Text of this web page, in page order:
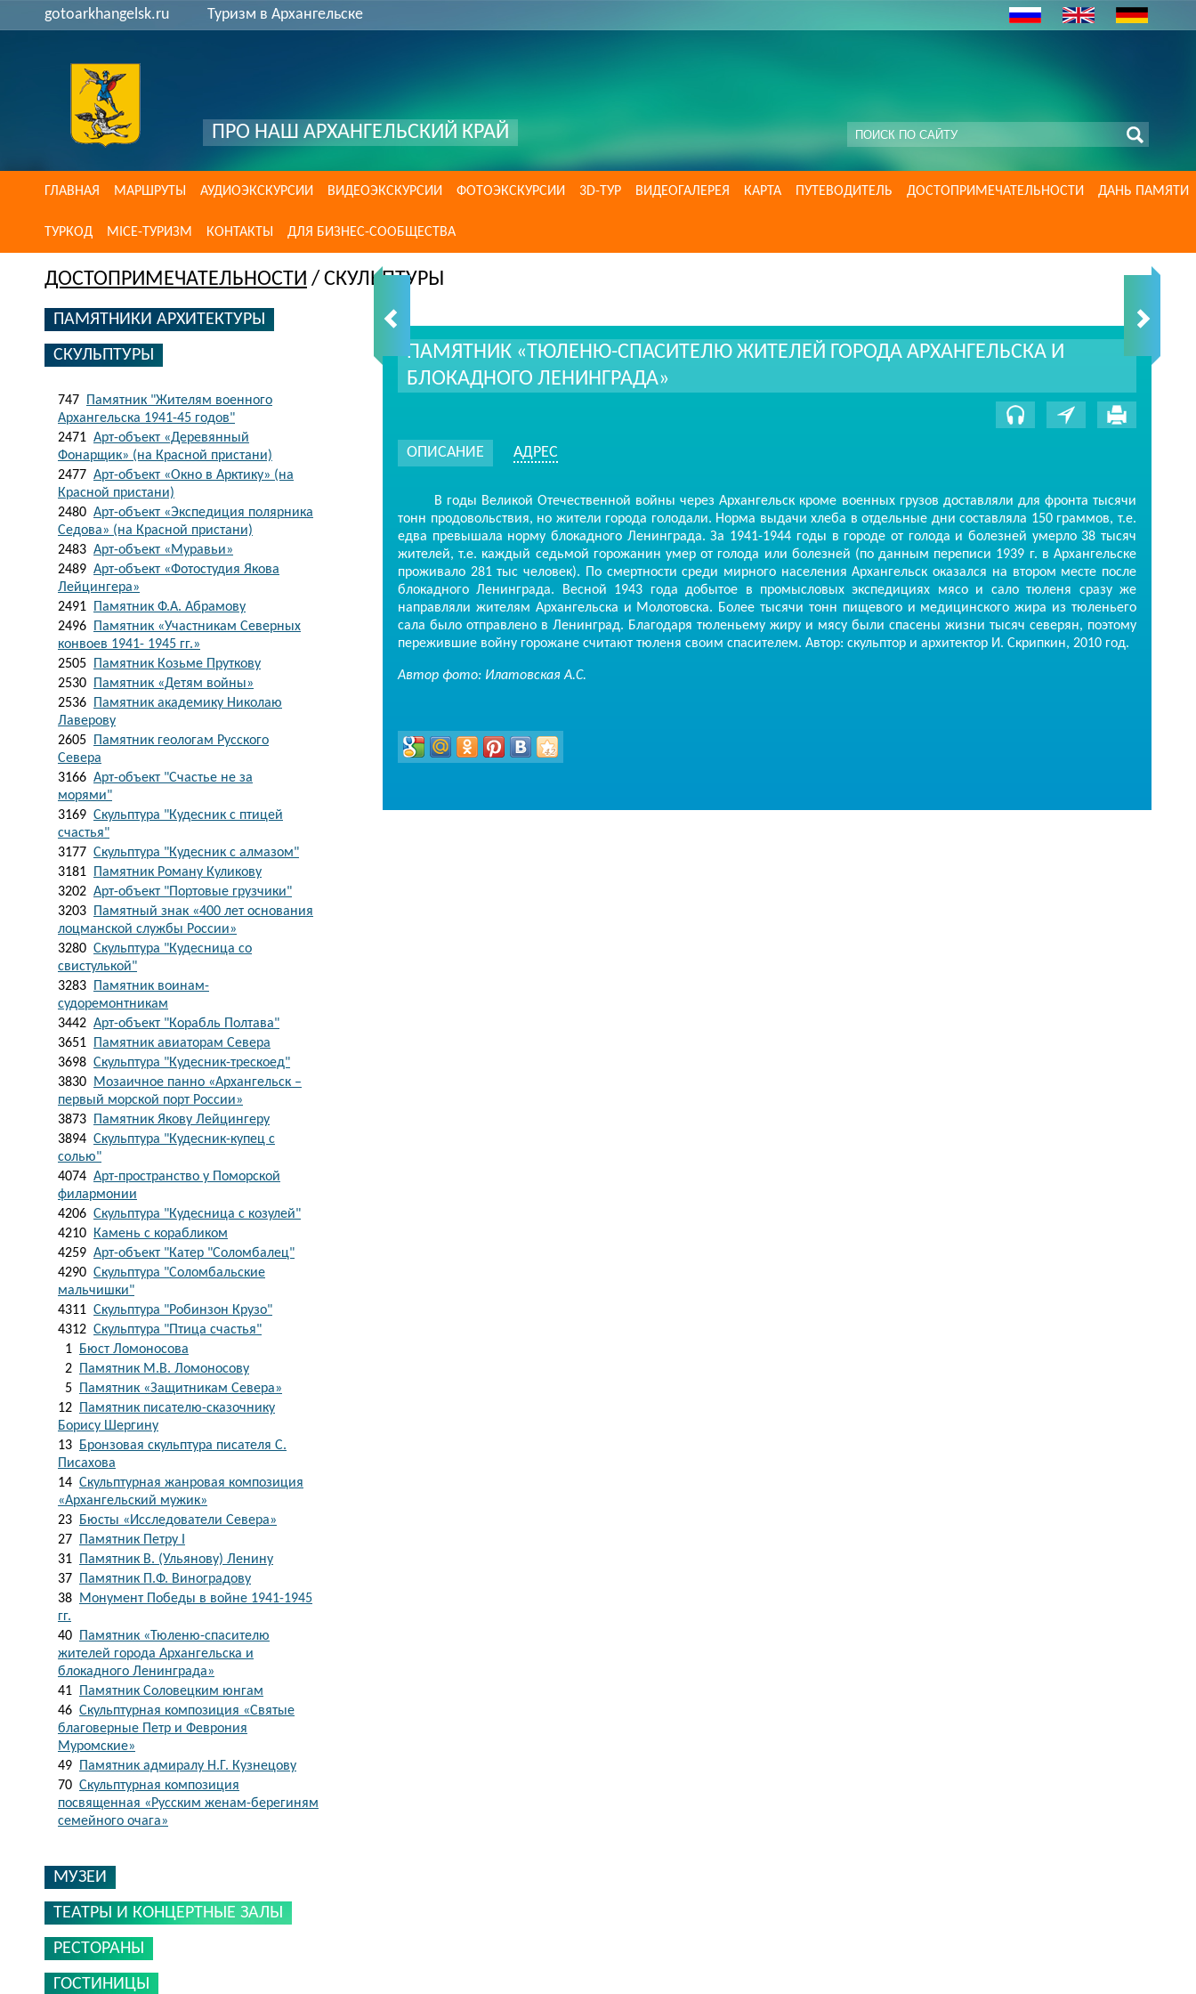
gotoarkhangelsk.ru Туризм в Архангельске
ПРО НАШ АРХАНГЕЛЬСКИЙ КРАЙ
ГЛАВНАЯ МАРШРУТЫ АУДИОЭКСКУРСИИ ВИДЕОЭКСКУРСИИ ФОТОЭКСКУРСИИ 3D-ТУР ВИДЕОГАЛЕРЕЯ КАРТА ПУТЕВОДИТЕЛЬ ДОСТОПРИМЕЧАТЕЛЬНОСТИ ДАНЬ ПАМЯТИ
ТУРКОД MICE-ТУРИЗМ КОНТАКТЫ ДЛЯ БИЗНЕС-СООБЩЕСТВА
ДОСТОПРИМЕЧАТЕЛЬНОСТИ / СКУЛЬПТУРЫ
ПАМЯТНИКИ АРХИТЕКТУРЫ
СКУЛЬПТУРЫ
747
Памятник "Жителям военного
Архангельска 1941-45 годов"
2471 Арт-объект «Деревянный
Фонарщик» (на Красной пристани)
2477 Арт-объект «Окно в Арктику» (на
Красной пристани)
2480 Арт-объект «Экспедиция полярника
Седова» (на Красной пристани)
2483 Арт-объект «Муравьи»
2489 Арт-объект «Фотостудия Якова
Лейцингера»
2491
Памятник Ф.А. Абрамову
2496
Памятник «Участникам Северных
конвоев 1941- 1945 гг.»
2505
Памятник Козьме Пруткову
2530
Памятник «Детям войны»
2536
Памятник академику Николаю
Лаверову
2605
Памятник геологам Русского
Севера
3166 Арт-объект "Счастье не за
морями"
3169 Скульптура "Кудесник с птицей
счастья"
3177 Скульптура "Кудесник с алмазом"
3181
Памятник Роману Куликову
3202 Арт-объект "Портовые грузчики"
3203
Памятный знак «400 лет основания
лоцманской службы России»
3280 Скульптура "Кудесница со
свистулькой"
3283
Памятник воинам-
судоремонтникам
3442 Арт-объект "Корабль Полтава"
3651
Памятник авиаторам Севера
3698 Скульптура "Кудесник-трескоед"
3830
Мозаичное панно «Архангельск –
первый морской порт России»
3873
Памятник Якову Лейцингеру
3894 Скульптура "Кудесник-купец с
солью"
4074 Арт-пространство у Поморской
филармонии
4206 Скульптура "Кудесница с козулей"
4210
Камень с корабликом
4259 Арт-объект "Катер "Соломбалец"
4290 Скульптура "Соломбальские
мальчишки"
4311 Скульптура "Робинзон Крузо"
4312 Скульптура "Птица счастья"
1
Бюст Ломоносова
2
Памятник М.В. Ломоносову
5
Памятник «Защитникам Севера»
12
Памятник писателю-сказочнику
Борису Шергину
13
Бронзовая скульптура писателя С.
Писахова
14 Скульптурная жанровая композиция
«Архангельский мужик»
23
Бюсты «Исследователи Севера»
27
Памятник Петру I
31
Памятник В. (Ульянову) Ленину
37
Памятник П.Ф. Виноградову
38
Монумент Победы в войне 1941-1945
гг.
40
Памятник «Тюленю-спасителю
жителей города Архангельска и
блокадного Ленинграда»
41
Памятник Соловецким юнгам
46 Скульптурная композиция «Святые
благоверные Петр и Феврония
Муромские»
49
Памятник адмиралу Н.Г. Кузнецову
70 Скульптурная композиция
посвященная «Русским женам-берегиням
семейного очага»
МУЗЕИ
ТЕАТРЫ И КОНЦЕРТНЫЕ ЗАЛЫ
РЕСТОРАНЫ
ГОСТИНИЦЫ
ПАМЯТНИК «ТЮЛЕНЮ-СПАСИТЕЛЮ ЖИТЕЛЕЙ ГОРОДА АРХАНГЕЛЬСКА И
БЛОКАДНОГО ЛЕНИНГРАДА»
ОПИСАНИЕ АДРЕС
В годы Великой Отечественной войны через Архангельск кроме военных грузов доставляли для фронта тысячи
тонн продовольствия, но жители города голодали. Норма выдачи хлеба в отдельные дни составляла 150 граммов, т.е.
едва превышала норму блокадного Ленинграда. За 1941-1944 годы в городе от голода и болезней умерло 38 тысяч
жителей, т.е. каждый седьмой горожанин умер от голода или болезней (по данным переписи 1939 г. в Архангельске
проживало 281 тыс человек). По смертности среди мирного населения Архангельск оказался на втором месте после
блокадного Ленинграда. Весной 1943 года добытое в промысловых экспедициях мясо и сало тюленя сразу же
направляли жителям Архангельска и Молотовска. Более тысячи тонн пищевого и медицинского жира из тюленьего
сала было отправлено в Ленинград. Благодаря тюленьему жиру и мясу были спасены жизни тысяч северян, поэтому
пережившие войну горожане считают тюленя своим спасителем. Автор: скульптор и архитектор И. Скрипкин, 2010 год.
Автор фото: Илатовская А.С.